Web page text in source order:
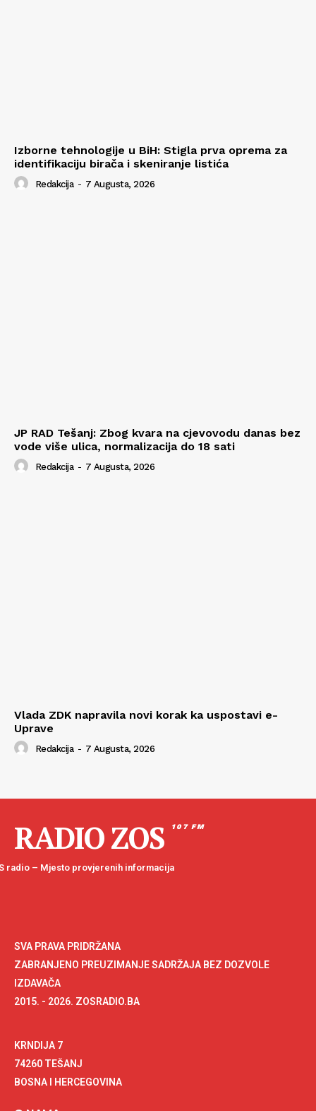
Izborne tehnologije u BiH: Stigla prva oprema za
identifikaciju birača i skeniranje listića
Redakcija - 7 Augusta, 2026
JP RAD Tešanj: Zbog kvara na cjevovodu danas bez
vode više ulica, normalizacija do 18 sati
Redakcija - 7 Augusta, 2026
Vlada ZDK napravila novi korak ka uspostavi e-
Uprave
Redakcija - 7 Augusta, 2026
RADIO ZOS 107 FM
radio – Mjesto provjerenih informacija
SVA PRAVA PRIDRŽANA
ZABRANJENO PREUZIMANJE SADRŽAJA BEZ DOZVOLE
IZDAVAČA
2015. - 2026. ZOSRADIO.BA
KRNDIJA 7
74260 TEŠANJ
BOSNA I HERCEGOVINA